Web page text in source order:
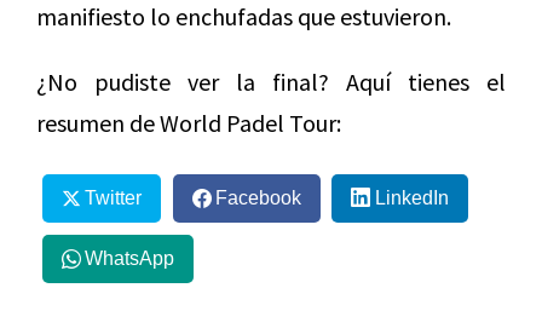
manifiesto lo enchufadas que estuvieron.
¿No pudiste ver la final? Aquí tienes el
resumen de World Padel Tour:
Twitter Facebook LinkedIn
WhatsApp